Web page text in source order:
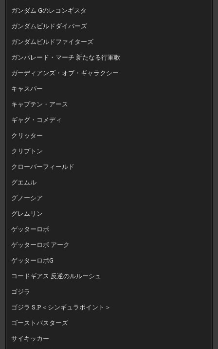
ガンダム Gのレコンギスタ
ガンダムビルドダイバーズ
ガンダムビルドファイターズ
ガンパレード・マーチ 新たなる行軍歌
ガーディアンズ・オブ・ギャラクシー
キャスパー
キャプテン・アース
ギャグ・コメディ
クリッター
クリプトン
クローバーフィールド
グエムル
グノーシア
グレムリン
ゲッターロボ
ゲッターロボ アーク
ゲッターロボG
コードギアス 反逆のルルーシュ
ゴジラ
ゴジラ S.P＜シンギュラポイント＞
ゴーストバスターズ
サイキッカー